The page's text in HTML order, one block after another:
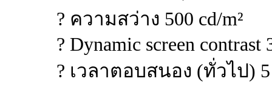
? ความสว่าง 500 cd/m²
? Dynamic screen contrast
? เวลาตอบสนอง (ทั่วไป) 5